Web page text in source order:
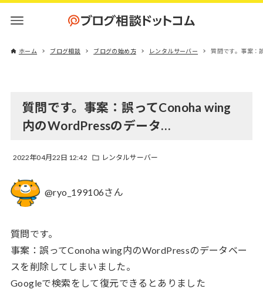
ホーム ブログ相談 ブログの始め方 レンタルサーバー 質問です。事案：
質問です。事案：誤ってConoha wing
内のWordPressのデータ…
2022年04月22日 12:42 レンタルサーバー
@ryo_199106さん
質問です。
事案：誤ってConoha wing内のWordPressのデータベー
スを削除してしまいました。
Googleで検索をして復元できるとありました